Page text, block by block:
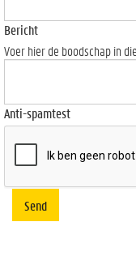
Bericht
Voer hier de boodschap in
Anti-spamtest
Send